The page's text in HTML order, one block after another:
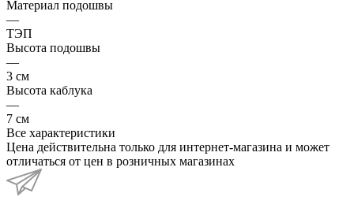
Материал подошвы
—
ТЭП
Высота подошвы
—
3 см
Высота каблука
—
7 см
Все характеристики
Цена действительна только для интернет-магазина и может
отличаться от цен в розничных магазинах